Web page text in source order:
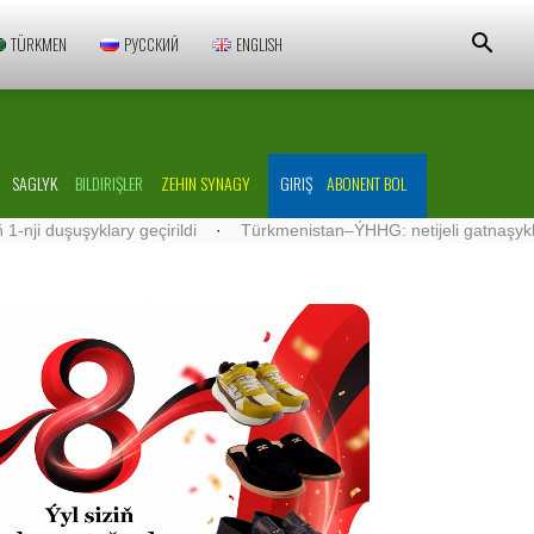
TÜRKMEN РУССКИЙ ENGLISH
SAGLYK BILDIRIŞLER ZEHIN SYNAGY GIRIŞ ABONENT BOL
· Türkmenistan–ÝHHG: netijeli gatnaşyklar ösdürilýär ·